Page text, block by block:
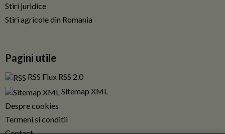
Stiri juridice
Stiri agricole din Romania
Pagini utile
RSS Flux RSS 2.0
Sitemap XML
Despre cookies
Termeni si conditii